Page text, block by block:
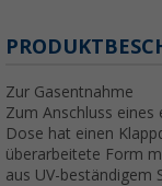
Zur Gasentnahme
Zum Anschluss eines
Dose hat einen
überarbeitete Form
aus UV-beständigem